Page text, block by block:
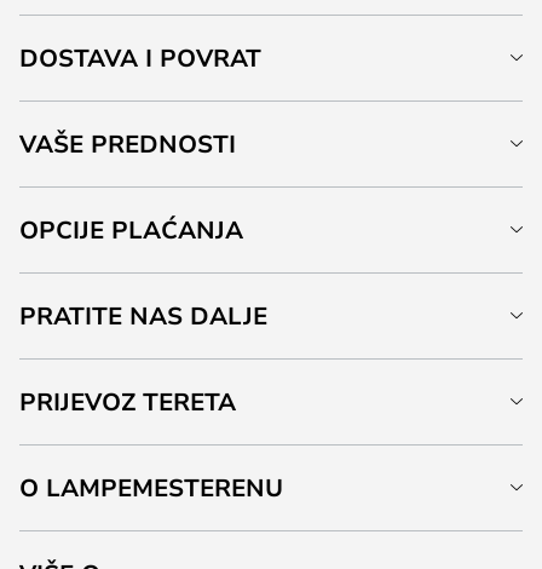
DOSTAVA I POVRAT
VAŠE PREDNOSTI
OPCIJE PLAĆANJA
PRATITE NAS DALJE
PRIJEVOZ TERETA
O LAMPEMESTERENU